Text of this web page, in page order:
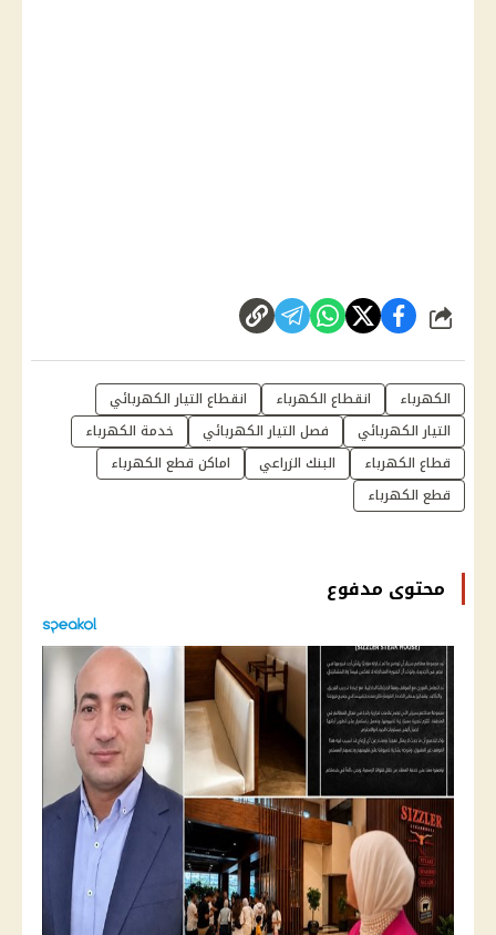
شارك
الكهرباء انقطاع الكهرباء
انقطاع التيار الكهربائي
التيار الكهربائي
فصل التيار الكهربائي
خدمة الكهرباء
قطاع الكهرباء
البنك الزراعي
اماكن قطع الكهرباء
قطع الكهرباء
محتوى مدفوع